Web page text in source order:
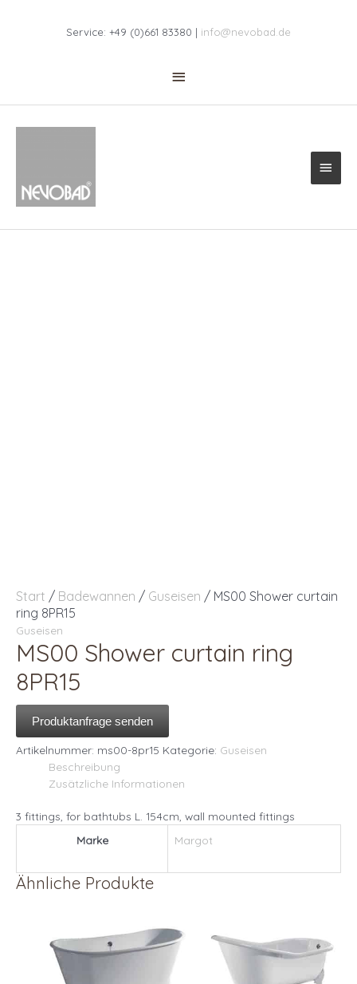
Service: +49 (0)661 83380 | info@nevobad.de
Header
Start / Badewannen / Guseisen / MS00 Shower curtain
ring 8PR15
Guseisen
MS00 Shower curtain ring
8PR15
Produktanfrage senden
Artikelnummer: ms00-8pr15 Kategorie: Guseisen
Beschreibung
Zusätzliche Informationen
3 fittings, for bathtubs L. 154cm, wall mounted fittings
Marke
Margot
Ähnliche Produkte